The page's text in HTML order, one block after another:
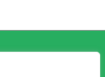
da acquisti idonei.